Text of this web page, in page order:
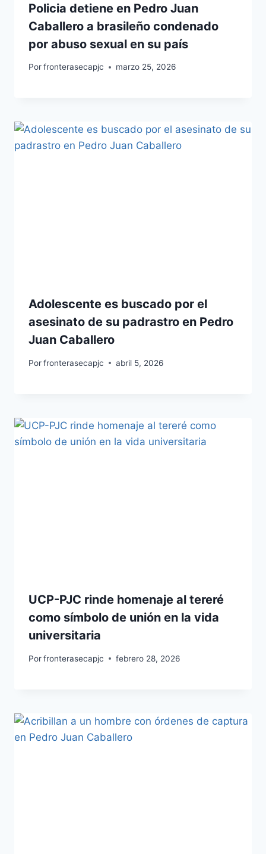
Policia detiene en Pedro Juan
Caballero a brasileño condenado
por abuso sexual en su país
Porfronterasecapjc marzo 25, 2026
Adolescente es buscado por el
asesinato de su padrastro en Pedro
Juan Caballero
Porfronterasecapjc abril 5, 2026
UCP-PJC rinde homenaje al tereré
como símbolo de unión en la vida
universitaria
Porfronterasecapjc febrero 28, 2026